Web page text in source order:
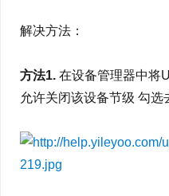
解决方法：
方法1. 在设备管理器中将
允许关闭该设备节级 勾选